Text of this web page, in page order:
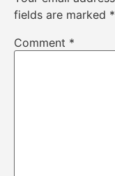
fields are marked *
Comment *